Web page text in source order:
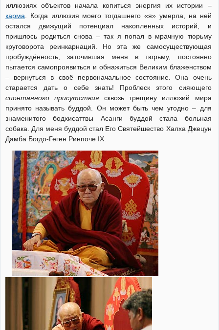
иллюзиях объектов начала копиться энергия их истории –
карма . Когда иллюзия моего тогдашнего «я» умерла, на ней
остался движущий потенциал накопленных историй, и
пришлось родиться снова – так я попал в мрачную тюрьму
круговорота реинкарнаций. Но эта же самосуществующая
пробуждённость, заточившая меня в тюрьму, постоянно
пытается самопроявиться и обнажиться Великим блаженством
– вернуться в своё первоначальное состояние. Она очень
старается дать о себе знать! Проблеск этого сияющего
спонтанного присутствия сквозь трещину иллюзий мира
принято называть буддой. Он может быть чем угодно – для
знаменитого бодхисаттвы Асанги буддой стала больная
собака. Для меня буддой стал Его Святейшество Халха Джецун
Дамба Богдо-Геген Ринпоче IX.